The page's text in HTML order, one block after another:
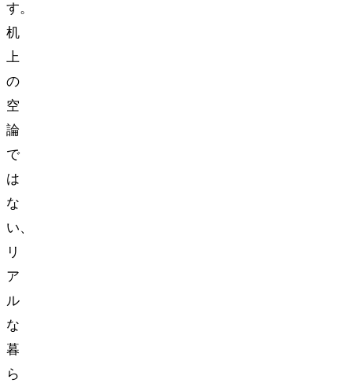
す。
机
上
の
空
論
で
は
な
い、
リ
ア
ル
な
暮
ら